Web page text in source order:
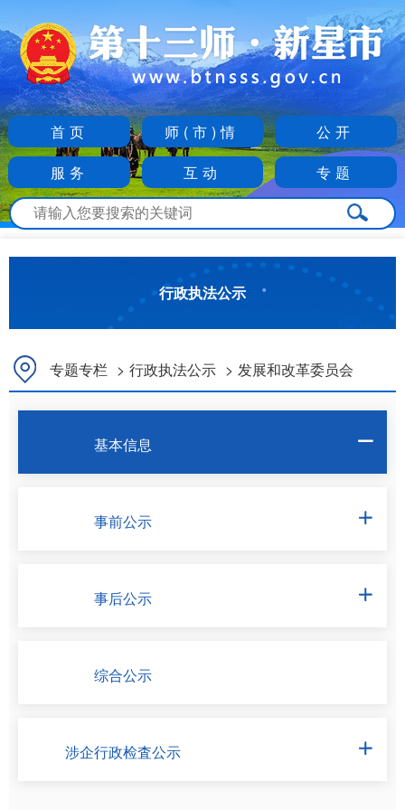
首页 师(市)情
公开
服务
互动 专题
行政执法公示
专题专栏 > 行政执法公示 > 发展和改革委员会
基本信息 
事前公示 
事后公示 
综合公示
涉企行政检査公示 